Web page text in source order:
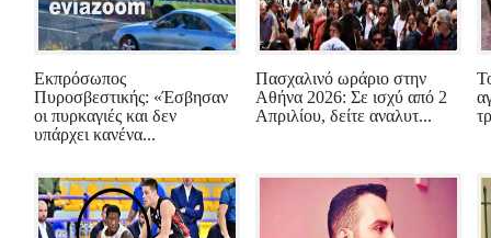
Εκπρόσωπος
Πυροσβεστικής: «Έσβησαν
οι πυρκαγιές και δεν
υπάρχει κανένα...
Πασχαλινό ωράριο στην
Αθήνα 2026: Σε ισχύ από 2
Απριλίου, δείτε αναλυτ...